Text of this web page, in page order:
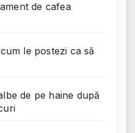
de cafea
le postezi ca să
de pe haine după